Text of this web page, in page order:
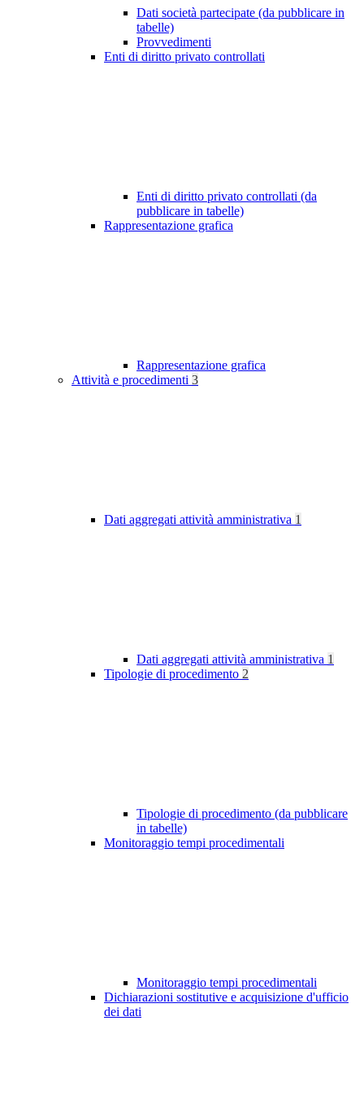
Dati società partecipate (da pubblicare in
tabelle)
Provvedimenti
Enti di diritto privato controllati
Enti di diritto privato controllati (da
pubblicare in tabelle)
Rappresentazione grafica
Rappresentazione grafica
Attività e procedimenti 3
Dati aggregati attività amministrativa 1
Dati aggregati attività amministrativa 1
Tipologie di procedimento 2
Tipologie di procedimento (da pubblicare
in tabelle)
Monitoraggio tempi procedimentali
Monitoraggio tempi procedimentali
Dichiarazioni sostitutive e acquisizione d'ufficio
dei dati